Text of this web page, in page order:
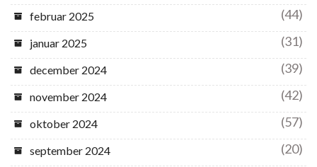
februar 2025 (44)
januar 2025 (31)
december 2024 (39)
november 2024 (42)
oktober 2024 (57)
september 2024 (20)